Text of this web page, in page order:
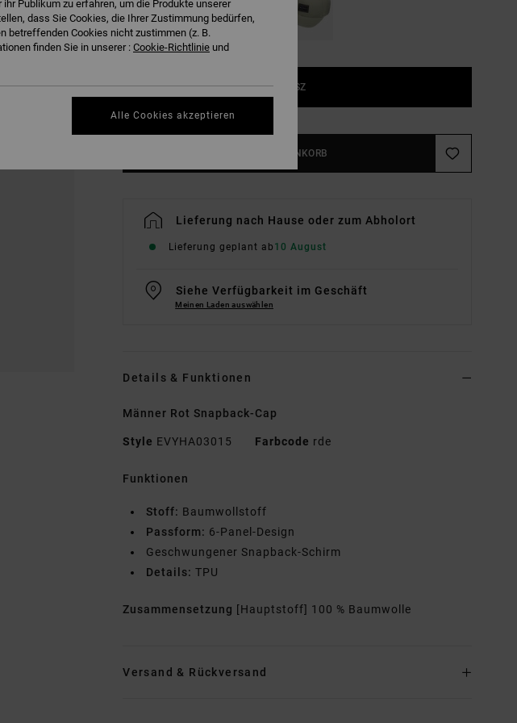
1SZ
IN DEN WARENKORB
Lieferung nach Hause oder zum Abholort
Lieferung geplant ab 10 August
Siehe Verfügbarkeit im Geschäft
Meinen Laden auswählen
Details & Funktionen
Männer Rot Snapback-Cap
Style EVYHA03015 Farbcode rde
Funktionen
Stoff: Baumwollstoff
Passform: 6-Panel-Design
Geschwungener Snapback-Schirm
Details:TPU
Zusammensetzung [Hauptstoff] 100 % Baumwolle
Versand & Rückversand
Publikum zu erfahren, um die Produkte unserer
dass Sie Cookies, die Ihrer Zustimmung bedürfen,
betreffenden Cookies nicht zustimmen (z. B.
finden Sie in unserer : Cookie-Richtlinie und
Alle Cookies akzeptieren